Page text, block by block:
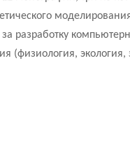
разработку
(физиология,